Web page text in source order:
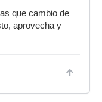
que cambio de
aprovecha y